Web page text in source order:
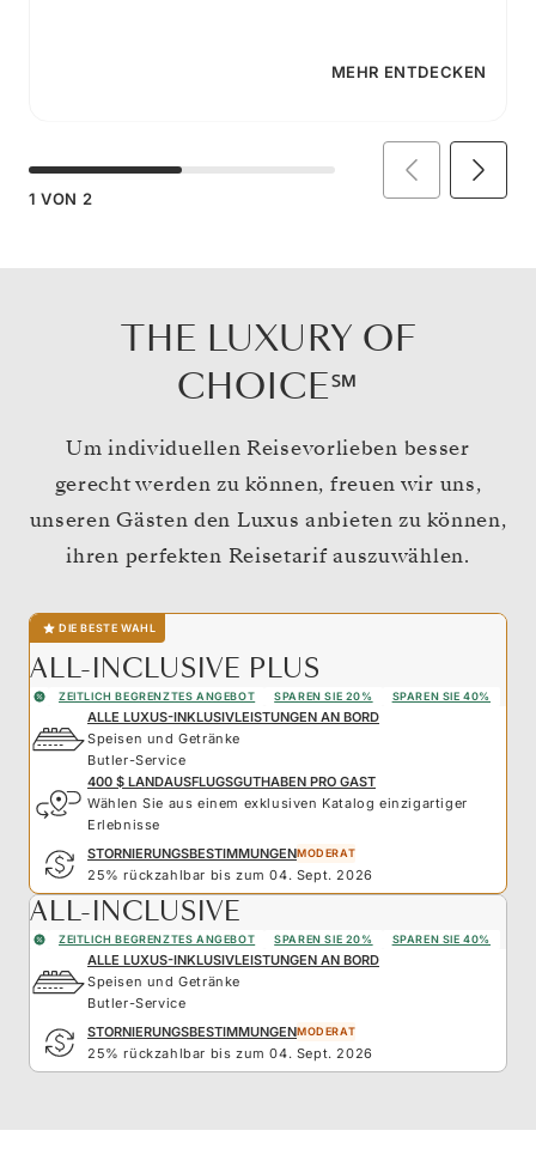
MEHR ENTDECKEN
1 VON 2
THE LUXURY OF
CHOICE℠
Um individuellen Reisevorlieben besser
gerecht werden zu können, freuen wir uns,
unseren Gästen den Luxus anbieten zu können,
ihren perfekten Reisetarif auszuwählen.
DIE BESTE WAHL
ALL-INCLUSIVE PLUS
ZEITLICH BEGRENZTES ANGEBOT SPAREN SIE 20% SPAREN SIE 40%
ALLE LUXUS-INKLUSIVLEISTUNGEN AN BORD
Speisen und Getränke
Butler-Service
400 $ LANDAUSFLUGSGUTHABEN PRO GAST
Wählen Sie aus einem exklusiven Katalog einzigartiger
Erlebnisse
STORNIERUNGSBESTIMMUNGENMODERAT
25% rückzahlbar bis zum 04. Sept. 2026
ALL-INCLUSIVE
ZEITLICH BEGRENZTES ANGEBOT SPAREN SIE 20% SPAREN SIE 40%
ALLE LUXUS-INKLUSIVLEISTUNGEN AN BORD
Speisen und Getränke
Butler-Service
STORNIERUNGSBESTIMMUNGENMODERAT
25% rückzahlbar bis zum 04. Sept. 2026